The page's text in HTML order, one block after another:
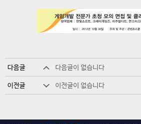
다음글 다음글이 없습니다
이전글 이전글이 없습니다